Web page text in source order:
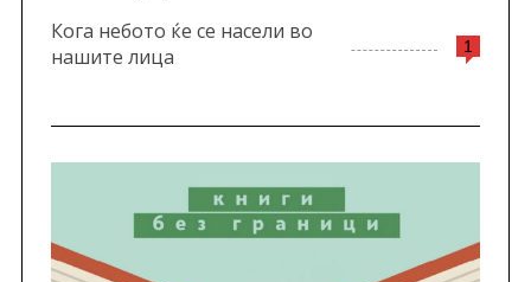
1
Кога небото ќе се насели во
нашите лица